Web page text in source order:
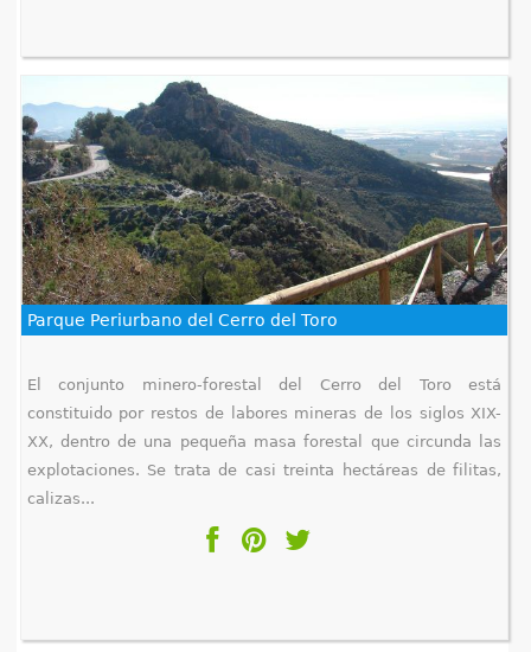
Parque Periurbano del Cerro del Toro
El conjunto minero-forestal del Cerro del Toro está
constituido por restos de labores mineras de los siglos XIX-
XX, dentro de una pequeña masa forestal que circunda las
explotaciones. Se trata de casi treinta hectáreas de filitas,
calizas...